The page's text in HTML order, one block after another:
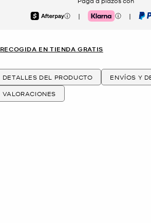
Afterpay | Klarna |
RECOGIDA EN TIENDA GRATIS
DETALLES DEL PRODUCTO
ENVÍOS Y
VALORACIONES